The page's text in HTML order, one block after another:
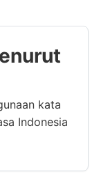
kata
Indonesia